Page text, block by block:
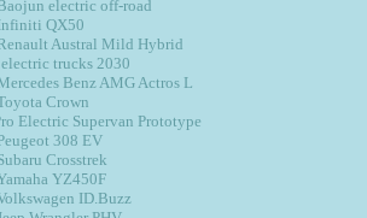
electric off-road
QX50
Austral Mild Hybrid
trucks 2030
Benz AMG Actros L
Crown
Electric Supervan Prototype
308 EV
Crosstrek
YZ450F
ID.Buzz